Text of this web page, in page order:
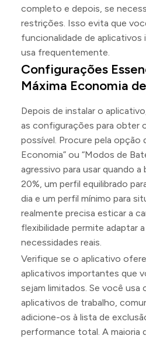
completo e depois, se
restrições. Isso evita que
funcionalidade de
usa frequentemente.
Configurações
Máxima Economia
Depois de instalar o
as configurações para obter
possível. Procure pela opção
Economia” ou “Modos de
agressivo para usar quando
20%, um perfil equilibrado
dia e um perfil mínimo para
realmente precisa esticar a
flexibilidade permite adaptar
necessidades reais.
Verifique se o aplicativo
aplicativos importantes que
sejam limitados. Se você
aplicativos de trabalho,
adicione-os à lista de
performance total. A maioria